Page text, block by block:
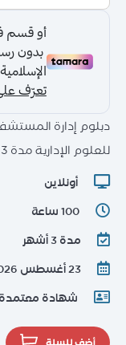
دبلوم إدارة
للعلوم الإدارية مدة 3 أشهر
أونلاين
100 ساعة
مدة 3 أشهر
23 أغسطس 2026
شهادة